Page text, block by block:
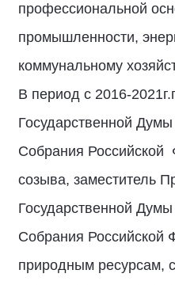
профессиональной
промышленности,
коммунальному
В период с 2016-
Государственной
Собрания Российской
созыва, заместитель
Государственной
Собрания Российской
природным ресурсам,